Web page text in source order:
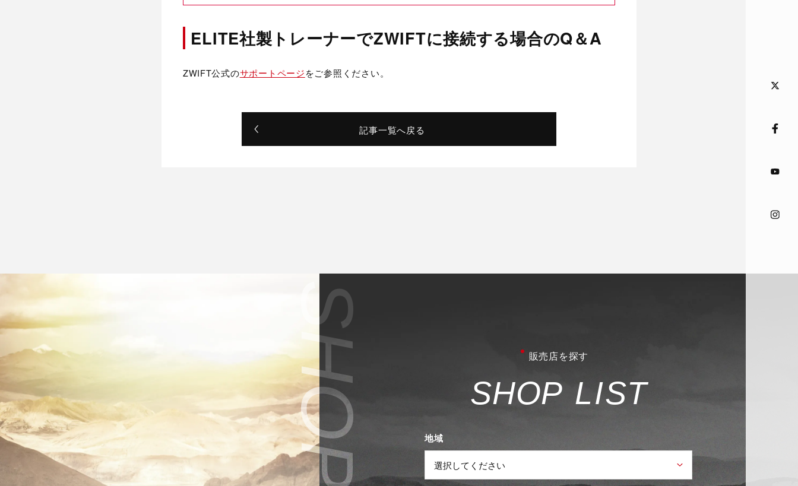
ELITE社製トレーナーでZWIFTに接続する場合のQ＆A
ZWIFT公式のサポートページをご参照ください。
記事一覧へ戻る
販売店を探す
SHOP LIST
地域